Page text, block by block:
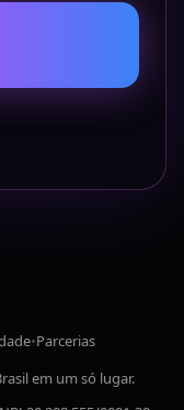
•Parcerias
em um só lugar.